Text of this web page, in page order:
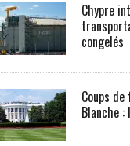
Chypre
congelés
Coups
Blanche